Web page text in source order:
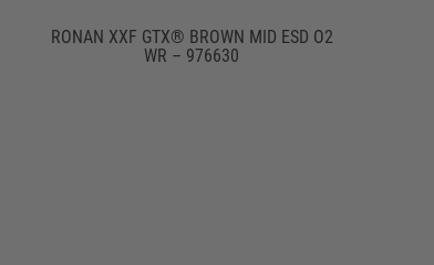
RONAN XXF GTX® BROWN MID ESD O2
WR – 976630